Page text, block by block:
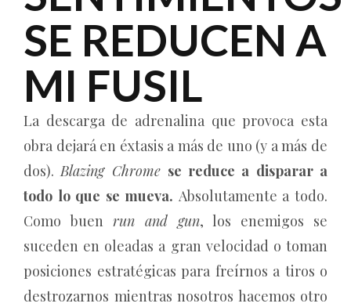
SE REDUCEN A
MI FUSIL
La descarga de adrenalina que provoca esta
obra dejará en éxtasis a más de uno (y a más de
dos). Blazing Chrome se reduce a disparar a
todo lo que se mueva. Absolutamente a todo.
Como buen run and gun, los enemigos se
suceden en oleadas a gran velocidad o toman
posiciones estratégicas para freírnos a tiros o
destrozarnos mientras nosotros hacemos otro